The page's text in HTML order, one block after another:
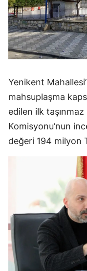
Yenikent
mahsuplaşma
edilen ilk
Komisyonu’nun
değeri 194 milyon